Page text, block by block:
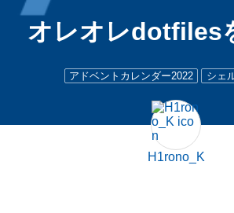
オレオレdotfiles
アドベントカレンダー2022 シェ
H1rono_K